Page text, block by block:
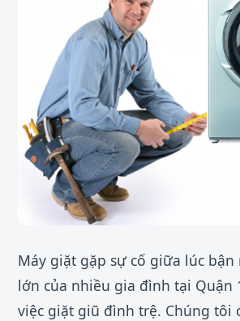
Máy giặt gặp sự cố giữa lúc
lớn của nhiều gia đình tại Quận
việc giặt giũ đình trệ. Chúng tôi